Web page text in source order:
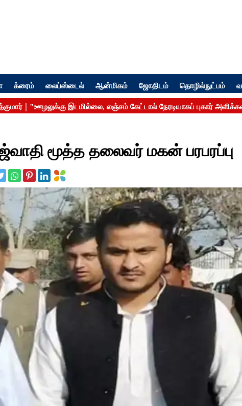
க்ரைம் லைப்ஸ்டைல் ஆன்மிகம் ஜோதிடம் தொழில்நுட்பம்
மூத்த தலைவர் மகன் பரபரப்பு